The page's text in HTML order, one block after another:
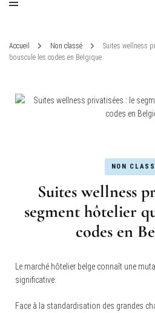
Accueil Non classé
Suites wellness
bouscule les codes en Belgique
NON
Suites wellness
segment hôtelier
codes en
Le marché hôtelier belge connaît une
significative.
Face à la standardisation des grandes